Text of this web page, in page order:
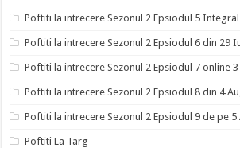
Poftiti la intrecere Sezonul 2 Epsiodul 5
Poftiti la intrecere Sezonul 2 Epsiodul 6 din 29
Poftiti la intrecere Sezonul 2 Epsiodul 7 online
Poftiti la intrecere Sezonul 2 Epsiodul 8 din 4
Poftiti la intrecere Sezonul 2 Epsiodul 9 de pe 5
Poftiti La Targ